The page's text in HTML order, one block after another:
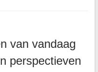
van vandaag
perspectieven